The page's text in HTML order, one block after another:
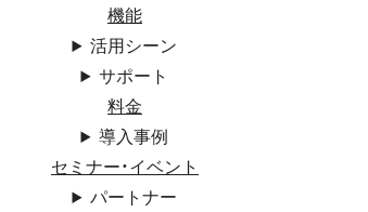
機能
活用シーン
サポート
料金
導入事例
セミナー・イベント
パートナー